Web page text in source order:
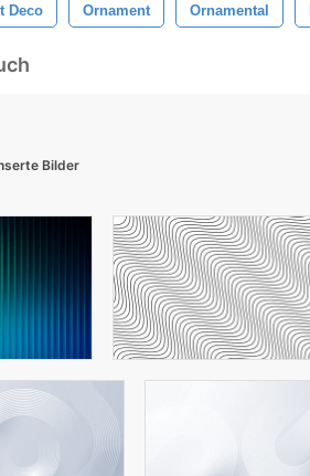
Deco Ornament Ornamental
Bilder